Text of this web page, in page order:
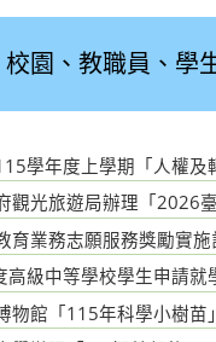
校園、教職員、學
育業務志願服務獎勵實施